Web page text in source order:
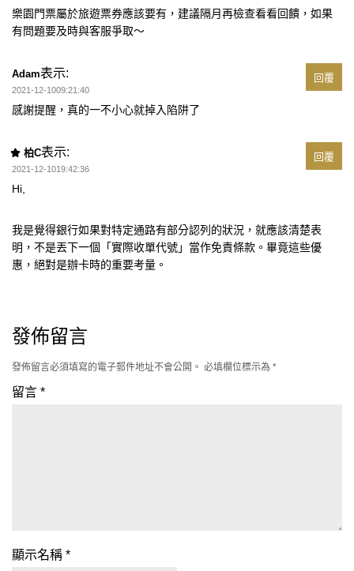
樂園門票屬於旅遊票券應該要有，建議隔月再檢查看看回饋，如果
有問題要及時與客服爭取～
Adam表示:
2021-12-1009:21:40
感謝提醒，真的一不小心就掉入陷阱了
回覆
柏C表示:
2021-12-1019:42:36
Hi,
我是覺得銀行如果對特定通路有部分認列的狀況，就應該清楚表
明，不是丟下一個「實際收單代號」當作免責條款。畢竟這些優
惠，絕對是辦卡時的重要考量。
回覆
發佈留言
發佈留言必須填寫的電子郵件地址不會公開。 必填欄位標示為 *
留言 *
顯示名稱 *